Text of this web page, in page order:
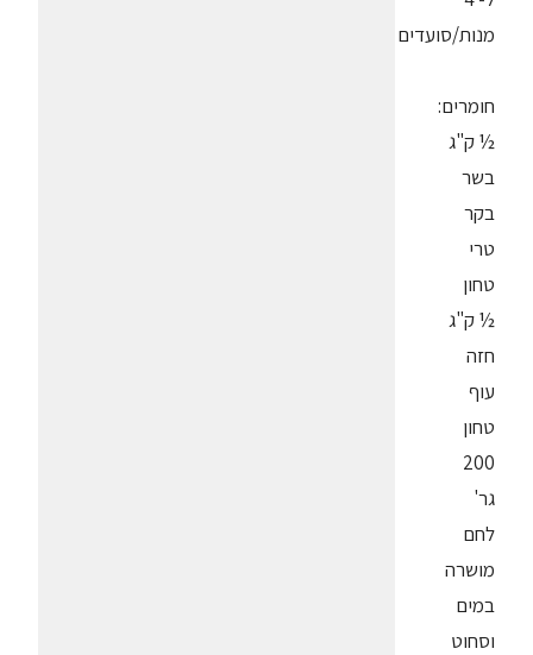
מנות/סועדים
חומרים:
½ ק"ג
בשר
בקר
טרי
טחון
½ ק"ג
חזה
עוף
טחון
200
גר'
לחם
מושרה
במים
וסחוט